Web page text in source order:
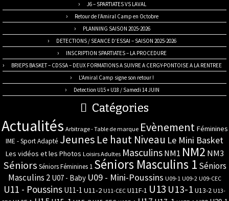
J6 – SPARTIATES VS LAVAL
Retour de l’Amiral Camp en Octobre
PLANNING SAISON 2025-2026
DETECTIONS / SEANCE D’ESSAI – SAISON 2025-2026
INSCRIPTION SPARTIATES – LA PROCEDURE
BPJEPS BASKET – CDSSA – DEUX FORMATIONS A SUIVRE A CERGY-PONTOISE A LA RENTREE
L’Amiral Camp signe son retour !
Detection U15 + U18 / Samedi 14 JUIN
Catégories
Actualités Arbitrage - Table de marque Evènement Féminines
IME - Sport Adapté Jeunes Le haut Niveau Le Mini Basket
Les vidéos et les Photos Loisirs Adultes Masculins NM1 NM2 NM3
Séniors Séniors Féminines 1 Séniors Masculins 1 Séniors
Masculins 2 U07 - Baby U09 - Mini-Poussins U09-1 U09-2 U09-CEC
U11 - Poussins U11-1 U11-2 U11-CEC U11F-1 U13 U13-1 U13-2 U13-